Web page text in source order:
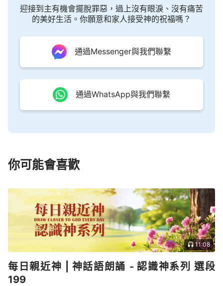
的，撒但没有這個資格。神對撒但説完這話，撒但就
約伯失去了滿山的牛羊，失去了神賜給他的所有家
産……神的試煉就這樣臨到了約伯。
雖然我們在聖經中得知約伯所經受的試探的由
來，但作為「當事人」的約伯知不知道這些事呢？約
伯只是凡人，對于在他背後發生的故事他當然不知
無論臨到什麽事他都當持守住他的完全正直，持守住
與反應在神那兒看得清清楚楚，神看到的是什麽？神
看到的是約伯敬畏神的心，因為從開始一直到約伯接
受試煉為止，他的心一直向神是敞開的，是擺在神面
前的，他没有放弃他的完全、正直，也没有丢掉、背
離「敬畏神，遠離惡事」的道，這是神最欣慰的地
方。
——《話・卷二 關于認識神・神的作工、神的性情
迎接到主有機會擺脫罪惡，過上沒有眼淚、沒有痛苦
的美好生活。你願意和家人接受神的祝福嗎？
通過Messenger與我們聯繫
通過WhatsApp與我們聯繫
你可能會喜歡
11:08
每日親近神 | 神話語朗誦 - 認識神系列 選段
199